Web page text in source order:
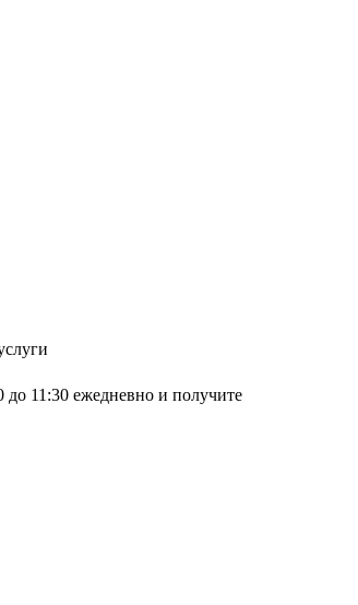
до 11:30 ежедневно и получите